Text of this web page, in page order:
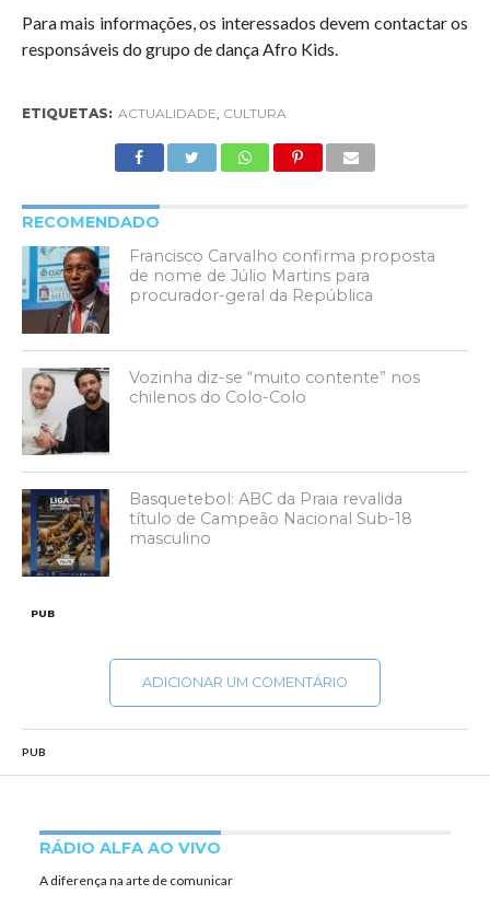
Para mais informações, os interessados devem contactar os
responsáveis do grupo de dança Afro Kids.
ETIQUETAS: ACTUALIDADE, CULTURA
RECOMENDADO
Francisco Carvalho confirma proposta
de nome de Júlio Martins para
procurador-geral da República
Vozinha diz-se “muito contente” nos
chilenos do Colo-Colo
Basquetebol: ABC da Praia revalida
título de Campeão Nacional Sub-18
masculino
PUB
ADICIONAR UM COMENTÁRIO
PUB
RÁDIO ALFA AO VIVO
A diferença na arte de comunicar